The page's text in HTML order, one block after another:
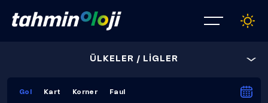
ÜLKELER / LİGLER
Gol Kart Korner Faul